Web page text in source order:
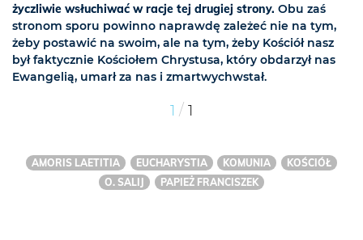
życzliwie wsłuchiwać w racje tej drugiej strony. Obu zaś
stronom sporu powinno naprawdę zależeć nie na tym,
żeby postawić na swoim, ale na tym, żeby Kościół nasz
był faktycznie Kościołem Chrystusa, który obdarzył nas
Ewangelią, umarł za nas i zmartwychwstał.
1 / 1
AMORIS LAETITIA EUCHARYSTIA KOMUNIA
KOŚCIÓŁ
O. SALIJ
PAPIEŻ FRANCISZEK